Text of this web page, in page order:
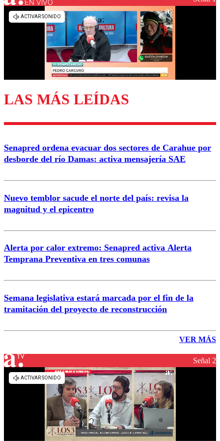
EN VIVO
LAS MÁS LEÍDAS
Senapred ordena evacuar dos sectores de Carahue por
desborde del río Damas: activa mensajería SAE
Nuevo temblor sacude el norte del país: revisa la
magnitud y el epicentro
Alerta por calor extremo: Senapred activa Alerta
Temprana Preventiva en tres comunas
Semana legislativa estará marcada por el fin de la
tramitación del proyecto de reconstrucción
VER MÁS
Señal 2